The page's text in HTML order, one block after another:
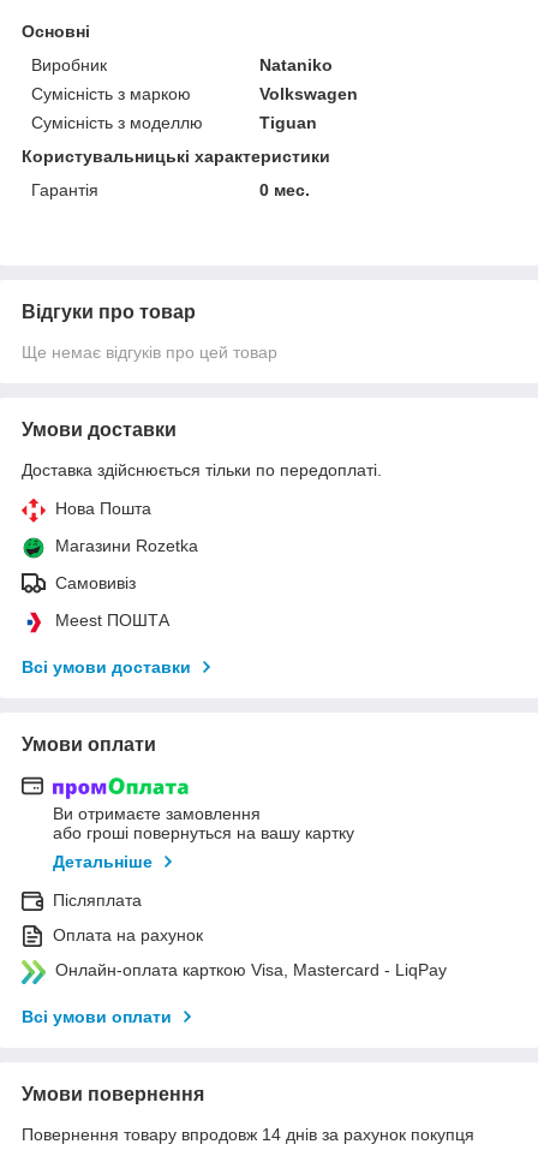
Основні
Виробник
Nataniko
Сумісність з маркою
Volkswagen
Сумісність з моделлю
Tiguan
Користувальницькі характеристики
Гарантія
0 мес.
Відгуки про товар
Ще немає відгуків про цей товар
Умови доставки
Доставка здійснюється тільки по передоплаті.
Нова Пошта
Магазини Rozetka
Самовивіз
Meest ПОШТА
Всі умови доставки
Умови оплати
Ви отримаєте замовлення
або гроші повернуться на вашу картку
Детальніше
Післяплата
Оплата на рахунок
Онлайн-оплата карткою Visa, Mastercard - LiqPay
Всі умови оплати
Умови повернення
Повернення товару впродовж 14 днів за рахунок покупця